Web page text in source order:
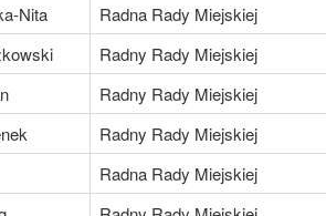
Nita
Radna Rady Miejskiej
Radny Rady Miejskiej
Radny Rady Miejskiej
Radny Rady Miejskiej
Radna Rady Miejskiej